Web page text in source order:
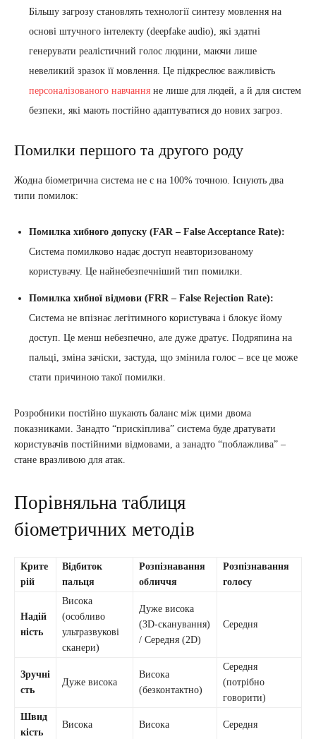
Більшу загрозу становлять технології синтезу мовлення на
основі штучного інтелекту (deepfake audio), які здатні
генерувати реалістичний голос людини, маючи лише
невеликий зразок її мовлення. Це підкреслює важливість
персоналізованого навчання не лише для людей, а й для систем
безпеки, які мають постійно адаптуватися до нових загроз.
Помилки першого та другого роду
Жодна біометрична система не є на 100% точною. Існують два
типи помилок:
Помилка хибного допуску (FAR – False Acceptance Rate):
Система помилково надає доступ неавторизованому
користувачу. Це найнебезпечніший тип помилки.
Помилка хибної відмови (FRR – False Rejection Rate):
Система не впізнає легітимного користувача і блокує йому
доступ. Це менш небезпечно, але дуже дратує. Подряпина на
пальці, зміна зачіски, застуда, що змінила голос – все це може
стати причиною такої помилки.
Розробники постійно шукають баланс між цими двома
показниками. Занадто “прискіплива” система буде дратувати
користувачів постійними відмовами, а занадто “поблажлива” –
стане вразливою для атак.
Порівняльна таблиця
біометричних методів
Крите
рій
Відбиток
пальця
Розпізнавання
обличчя
Розпізнавання
голосу
Надій
ність
Висока
(особливо
ультразвукові
сканери)
Дуже висока
(3D-сканування)
/ Середня (2D)
Середня
Зручні
сть
Дуже висока
Висока
(безконтактно)
Середня
(потрібно
говорити)
Швид
кість
Висока Висока Середня